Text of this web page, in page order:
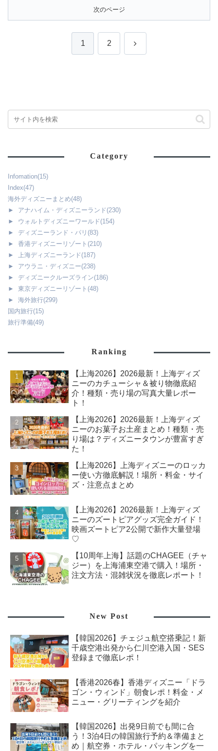
次のページ
1 2 次
Category
Infomation(15)
Index(47)
海外ディズニーまとめ(48)
►
アナハイム・ディズニーランド (230)
►
ウォルトディズニーワールド (154)
►
ディズニーランド・パリ (83)
►
香港ディズニーリゾート (210)
►
上海ディズニーランド (187)
►
アウラニ・ディズニー(238)
►
ディズニークルーズライン(186)
►
東京ディズニーリゾート (48)
►
海外旅行(299)
国内旅行(15)
旅行準備(49)
Ranking
【上海2026】2026最新！上海ディズ
ニーのカチューシャ＆被り物徹底紹
介！種類・売り場の写真大量レポー
ト！
【上海2026】2026最新！上海ディズ
ニーのお菓子お土産まとめ！種類・売
り場は？ディズニータウンが豊富すぎ
た！
【上海2026】上海ディズニーのロッカ
ー使い方徹底解説！場所・料金・サイ
ズ・注意点まとめ
【上海2026】2026最新！上海ディズ
ニーのズートピアグッズ完全ガイド！
映画ズートピア2公開で新作大量登場
♡
【10周年上海】話題のCHAGEE（チャ
ジー）を上海浦東空港で購入！場所・
注文方法・混雑状況を徹底レポート！
New Post
【韓国2026】チェジュ航空搭乗記！新
千歳空港出発から仁川空港入国・SES
登録まで徹底レポ！
【香港2026春】香港ディズニー「ドラ
ゴン・ウィンド」朝食レポ！料金・メ
ニュー・グリーティングを紹介
【韓国2026】出発9日前でも間に合
う！3泊4日の韓国旅行予約＆準備まと
め｜航空券・ホテル・パッキングを一